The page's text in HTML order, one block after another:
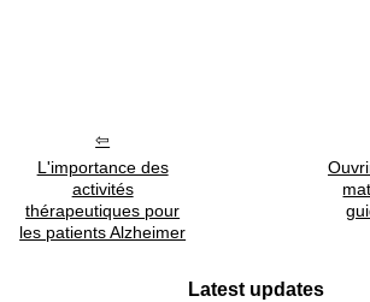
L'importance des
activités
thérapeutiques pour
les patients Alzheimer
Latest updates